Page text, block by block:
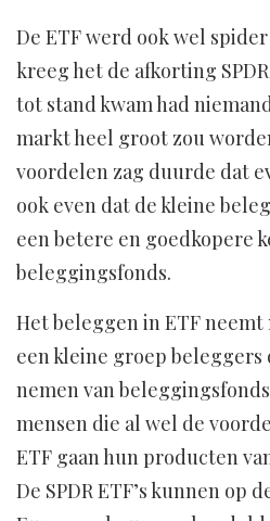
De ETF werd ook wel
kreeg het de afkorting
tot stand kwam had
markt heel groot zou
voordelen zag duurde dat
ook even dat de kleine
een betere en goedkopere
beleggingsfonds.
Het beleggen in ETF
een kleine groep
nemen van beleggingsfonds
mensen die al wel de
ETF gaan hun producten
De SPDR ETF’s kunnen op